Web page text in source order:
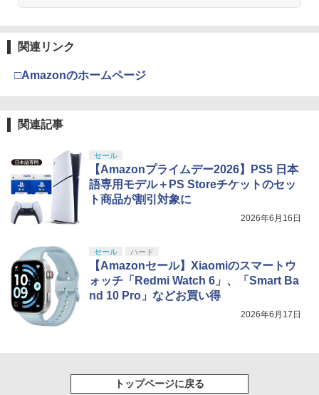
関連リンク
□Amazonのホームページ
関連記事
セール
【Amazonプライムデー2026】PS5 日本
語専用モデル＋PS Storeチケットのセッ
ト商品が割引対象に
2026年6月16日
セール ハード
【Amazonセール】Xiaomiのスマートウ
ォッチ「Redmi Watch 6」、「Smart Ba
nd 10 Pro」などお買い得
2026年6月17日
トップページに戻る